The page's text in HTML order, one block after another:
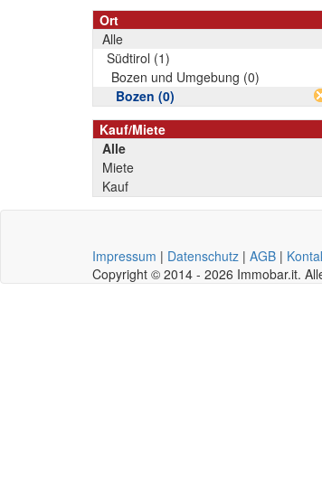
Ort
Alle
Südtirol (1)
Bozen und Umgebung (0)
Bozen (0)
Kauf/Miete
Alle
Miete
Kauf
Impressum | Datenschutz | AGB |
Copyright © 2014 - 2026 Immobar.it.